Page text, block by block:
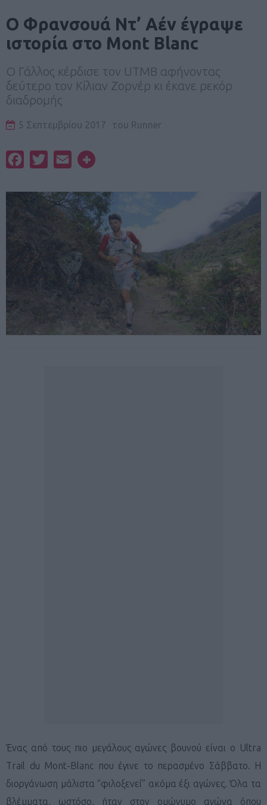
Ο Φρανσουά Ντ’ Αέν έγραψε
ιστορία στο Mont Blanc
Ο Γάλλος κέρδισε τον UTMB αφήνοντας
δεύτερο τον Κίλιαν Ζορνέρ κι έκανε ρεκόρ
διαδρομής
5 Σεπτεμβρίου 2017 του Runner
FacebookTwitterEmail
Ένας από τους πιο μεγάλους αγώνες βουνού είναι ο Ultra
Trail du Mont-Blanc που έγινε το περασμένο Σάββατο. Η
διοργάνωση μάλιστα “φιλοξενεί” ακόμα έξι αγώνες. Όλα τα
βλέμματα, ωστόσο, ήταν στον ομώνυμο αγώνα όπου